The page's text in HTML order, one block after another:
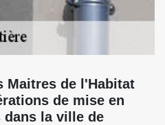
Maitres de l'Habitat
de mise en
dans la ville de